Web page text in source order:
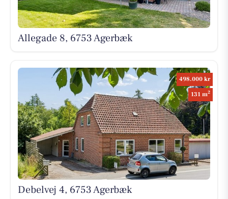
Allegade 8, 6753 Agerbæk
498.000 kr
131 m2
Debelvej 4, 6753 Agerbæk